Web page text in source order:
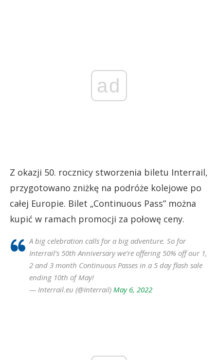
ad
Z okazji 50. rocznicy stworzenia biletu Interrail,
przygotowano zniżkę na podróże kolejowe po
całej Europie. Bilet „Continuous Pass” można
kupić w ramach promocji za połowę ceny.
A big celebration calls for a big adventure. So for
Interrail’s 50th Anniversary we’re offering 50% off our 1,
2 and 3 month Continuous Passes in a 5 day flash sale
ending 10th of May!
— Interrail.eu (@Interrail) May 6, 2022